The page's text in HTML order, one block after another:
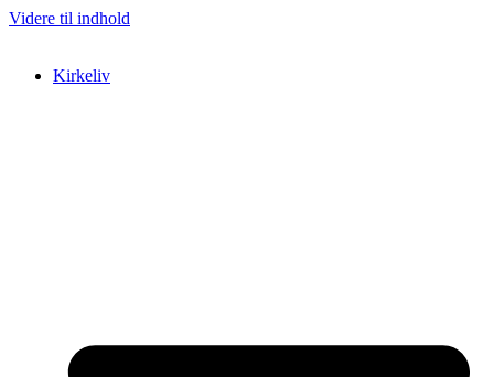
Videre til indhold
Kirkeliv